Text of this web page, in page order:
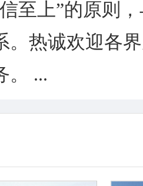
至上”的原则
。热诚欢迎各
。 ...